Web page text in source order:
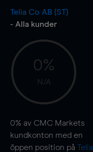
Telia Co AB (ST)
- Alla kunder
0%
N/A
0% av CMC Markets
kundkonton med en
öppen position på Telia